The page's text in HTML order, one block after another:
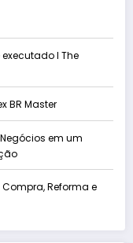
l The
BR Master
em um
Reforma e